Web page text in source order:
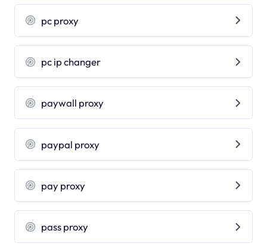
pc proxy
pc ip changer
paywall proxy
paypal proxy
pay proxy
pass proxy